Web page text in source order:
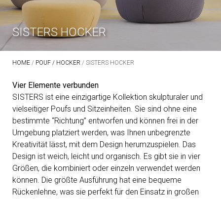
SISTERS HOCKER
HOME / POUF / HOCKER / SISTERS HOCKER
Vier Elemente verbunden
SISTERS ist eine einzigartige Kollektion skulpturaler und
vielseitiger Poufs und Sitzeinheiten. Sie sind ohne eine
bestimmte “Richtung” entworfen und können frei in der
Umgebung platziert werden, was Ihnen unbegrenzte
Kreativität lässt, mit dem Design herumzuspielen. Das
Design ist weich, leicht und organisch. Es gibt sie in vier
Größen, die kombiniert oder einzeln verwendet werden
können. Die größte Ausführung hat eine bequeme
Rückenlehne, was sie perfekt für den Einsatz in großen